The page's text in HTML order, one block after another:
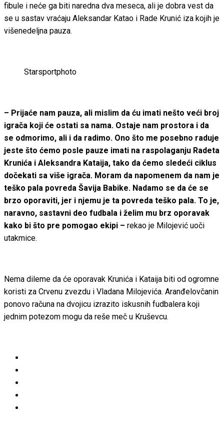
fibule i neće ga biti naredna dva meseca, ali je dobra vest da
se u sastav vraćaju Aleksandar Katao i Rade Krunić iza kojih je
višenedeljna pauza.
Starsportphoto
– Prijaće nam pauza, ali mislim da ću imati nešto veći broj
igrača koji će ostati sa nama. Ostaje nam prostora i da
se odmorimo, ali i da radimo. Ono što me posebno raduje
jeste što ćemo posle pauze imati na raspolaganju Radeta
Krunića i Aleksandra Kataija, tako da ćemo sledeći ciklus
dočekati sa više igrača. Moram da napomenem da nam je
teško pala povreda Šavija Babike. Nadamo se da će se
brzo oporaviti, jer i njemu je ta povreda teško pala. To je,
naravno, sastavni deo fudbala i želim mu brz oporavak
kako bi što pre pomogao ekipi – rekao je Milojević uoči
utakmice.
Nema dileme da će oporavak Krunića i Kataija biti od ogromne
koristi za Crvenu zvezdu i Vladana Milojevića. Aranđelovčanin
ponovo računa na dvojicu izrazito iskusnih fudbalera koji
jednim potezom mogu da reše meč u Kruševcu.